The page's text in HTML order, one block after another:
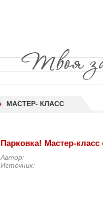
МАСТЕР- КЛАСС
Парковка! Мастер-
Автор:
Источник: